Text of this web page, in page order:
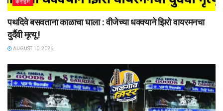
क्राईम
पथदिवे बसवताना काळाचा घाला : वीजेच्या धक्क्याने झिरो वायरमनचा
दुर्दैवी मृत्यू !
AUGUST 10, 2026